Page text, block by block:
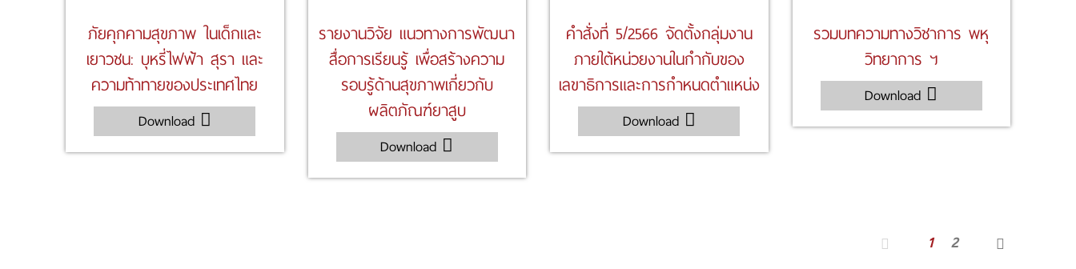
ภัยคุกคามสุขภาพ ในเด็กและ
เยาวชน: บุหรี่ไฟฟ้า สุรา และ
ความท้าทายของประเทศไทย
Download
รายงานวิจัย แนวทางการพัฒนา
สื่อการเรียนรู้ เพื่อสร้างความ
รอบรู้ด้านสุขภาพเกี่ยวกับ
ผลิตภัณฑ์ยาสูบ
Download
คำสั่งที่ 5/2566 จัดตั้งกลุ่มงาน
ภายใต้หน่วยงานในกํากับของ
เลขาธิการและการกําหนดตําแหน่ง
Download
รวมบทความทางวิชาการ พหุ
วิทยาการ ฯ
Download
1 2